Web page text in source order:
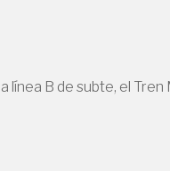
B de subte, el Tren